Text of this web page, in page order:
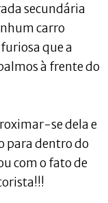
secundária
carro
que a
à frente do
se dela e
para dentro do
com o fato de